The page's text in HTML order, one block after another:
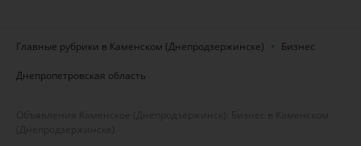
Главные рубрики в Каменском (Днепродзержинске) Бизнес
Днепропетровская область